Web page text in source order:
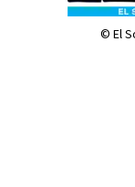
© El